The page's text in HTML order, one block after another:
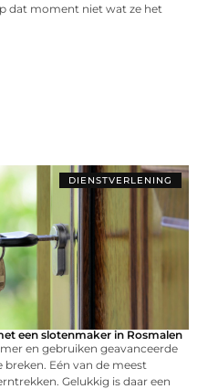
dat moment niet wat ze het
DIENSTVERLENING
een slotenmaker in Rosmalen
en gebruiken geavanceerde
Eén van de meest
Gelukkig is daar een